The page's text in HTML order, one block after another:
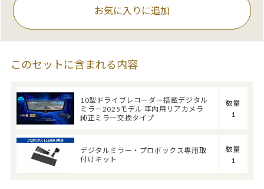
お気に入りに追加
このセットに含まれる内容
10型ドライブレコーダー搭載デジタル
ミラー2025モデル 車内用リアカメラ
純正ミラー交換タイプ
数量
1
デジタルミラー・プロボックス専用取
付けキット
数量
1